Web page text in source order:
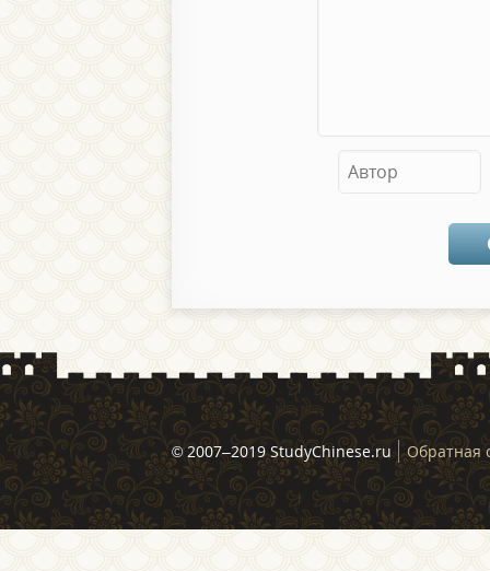
© 2007–2019 StudyChinese.ru Обратная